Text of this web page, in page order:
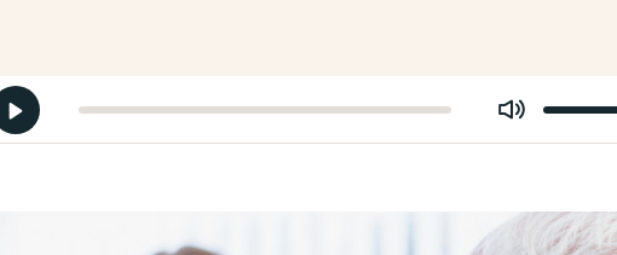
Démarrer
la
version
Modifier
volume